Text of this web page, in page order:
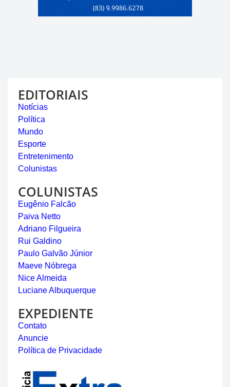
EDITORIAIS
Notícias
Política
Mundo
Esporte
Entretenimento
Colunistas
COLUNISTAS
Eugênio Falcão
Paiva Netto
Adriano Filgueira
Rui Galdino
Paulo Galvão Júnior
Maeve Nóbrega
Nice Almeida
Luciane Albuquerque
EXPEDIENTE
Contato
Anuncie
Política de Privacidade